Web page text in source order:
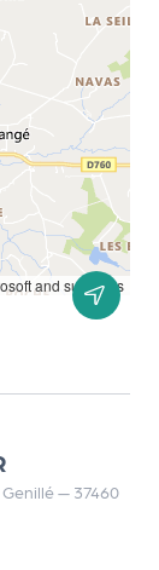
and suppliers
— 37460